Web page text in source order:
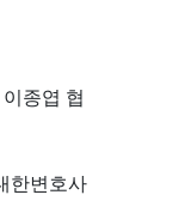
종엽 협
한변호사